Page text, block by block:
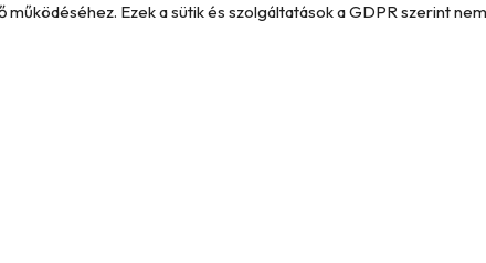
Ezek a sütik és szolgáltatások a GDPR szerint